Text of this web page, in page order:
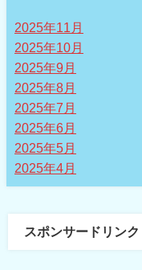
2025年11月
2025年10月
2025年9月
2025年8月
2025年7月
2025年6月
2025年5月
2025年4月
スポンサードリンク